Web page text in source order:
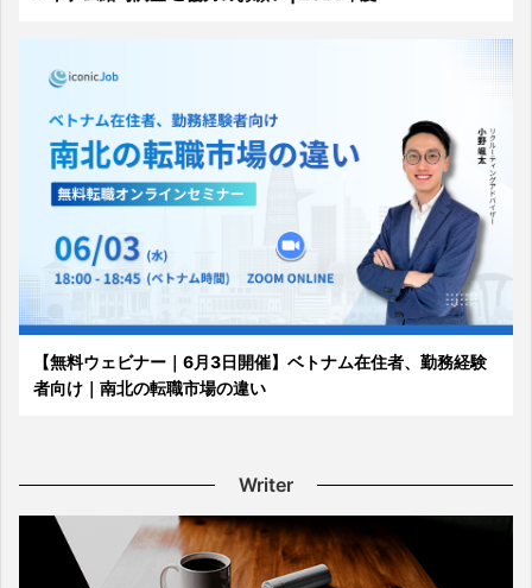
【無料ウェビナー｜6月3日開催】ベトナム在住者、勤務経験
者向け｜南北の転職市場の違い
Writer